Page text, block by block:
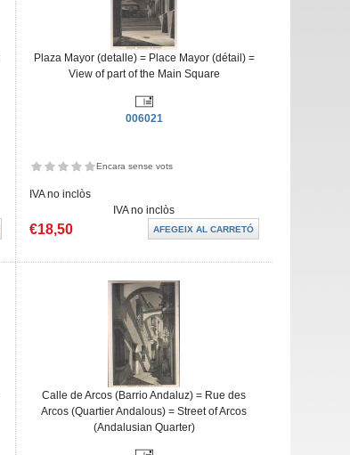
Plaza Mayor (detalle) = Place Mayor (détail) =
View of part of the Main Square
006021
Encara sense vots
IVA no inclòs
IVA no inclòs
€18,50
Calle de Arcos (Barrio Andaluz) = Rue des
Arcos (Quartier Andalous) = Street of Arcos
(Andalusian Quarter)